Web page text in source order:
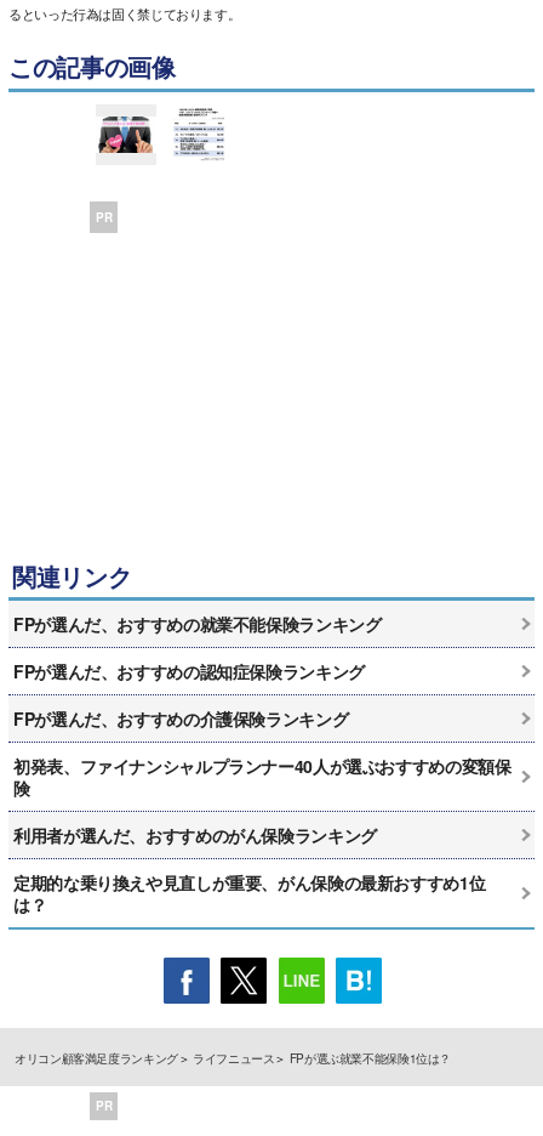
るといった行為は固く禁じております。
この記事の画像
PR
関連リンク
FPが選んだ、おすすめの就業不能保険ランキング
FPが選んだ、おすすめの認知症保険ランキング
FPが選んだ、おすすめの介護保険ランキング
初発表、ファイナンシャルプランナー40人が選ぶおすすめの変額保
険
利用者が選んだ、おすすめのがん保険ランキング
定期的な乗り換えや見直しが重要、がん保険の最新おすすめ1位
は？
オリコン顧客満足度ランキング ライフニュース FPが選ぶ就業不能保険1位は？
PR